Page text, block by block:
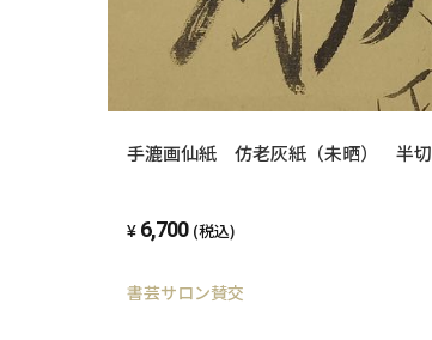
手漉画仙紙 仿老灰紙（未晒） 半切
6,700 (税込)
書芸サロン賛交